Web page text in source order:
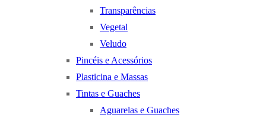
Transparências
Vegetal
Veludo
Pincéis e Acessórios
Plasticina e Massas
Tintas e Guaches
Aguarelas e Guaches